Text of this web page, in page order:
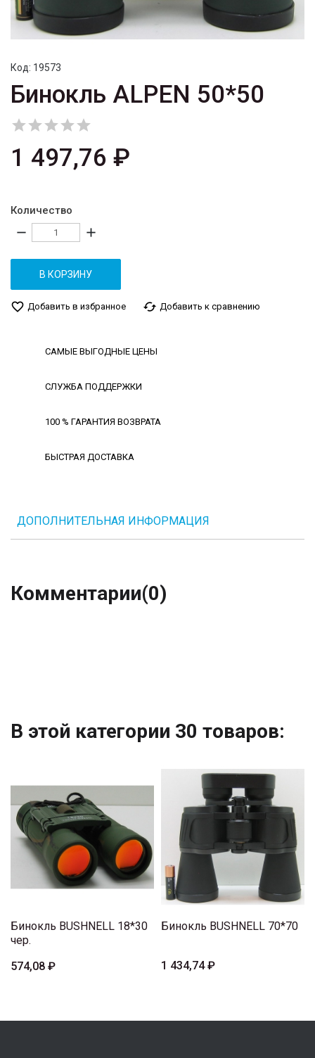
Код: 19573
Бинокль ALPEN 50*50

1 497,76 ₽
Количество
remove add
В КОРЗИНУ
favorite_border Добавить в избранное cached Добавить к сравнению
САМЫЕ ВЫГОДНЫЕ ЦЕНЫ
СЛУЖБА ПОДДЕРЖКИ
100 % ГАРАНТИЯ ВОЗВРАТА
БЫСТРАЯ ДОСТАВКА
ДОПОЛНИТЕЛЬНАЯ ИНФОРМАЦИЯ
Комментарии(0)
В этой категории 30 товаров:
Бинокль BUSHNELL 18*30
чер.
574,08 ₽
Бинокль BUSHNELL 70*70
1 434,74 ₽